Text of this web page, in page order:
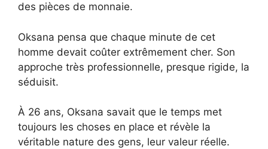
des pièces de monnaie.
Oksana pensa que chaque minute de cet
homme devait coûter extrêmement cher. Son
approche très professionnelle, presque rigide, la
séduisit.
À 26 ans, Oksana savait que le temps met
toujours les choses en place et révèle la
véritable nature des gens, leur valeur réelle.